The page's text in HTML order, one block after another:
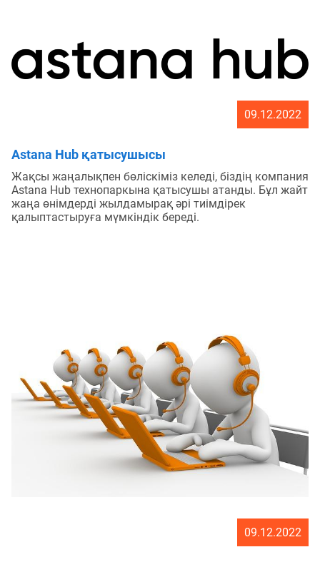
09.12.2022
Astana Hub қатысушысы
Жақсы жаңалықпен бөліскіміз келеді, біздің компания
Astana Hub технопаркына қатысушы атанды. Бұл жайт
жаңа өнімдерді жылдамырақ әрі тиімдірек
қалыптастыруға мүмкіндік береді.
09.12.2022